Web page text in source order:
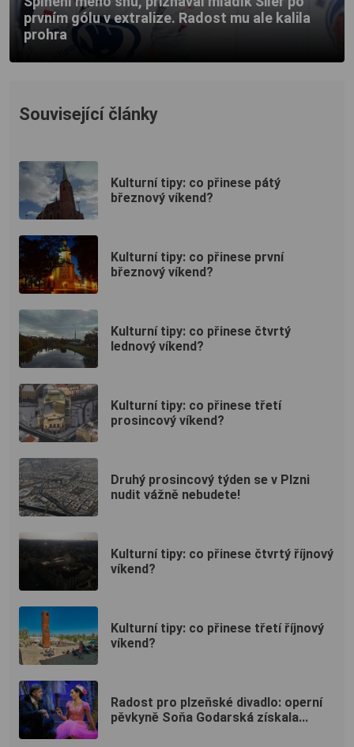
prvním gólu v extralize. Radost mu ale kalila
prohra
Související články
Kulturní tipy: co přinese pátý
březnový víkend?
Kulturní tipy: co přinese první
březnový víkend?
Kulturní tipy: co přinese čtvrtý
lednový víkend?
Kulturní tipy: co přinese třetí
prosincový víkend?
Druhý prosincový týden se v Plzni
nudit vážně nebudete!
Kulturní tipy: co přinese čtvrtý říjnový
víkend?
Kulturní tipy: co přinese třetí říjnový
víkend?
Radost pro plzeňské divadlo: operní
pěvkyně Soňa Godarská získala...